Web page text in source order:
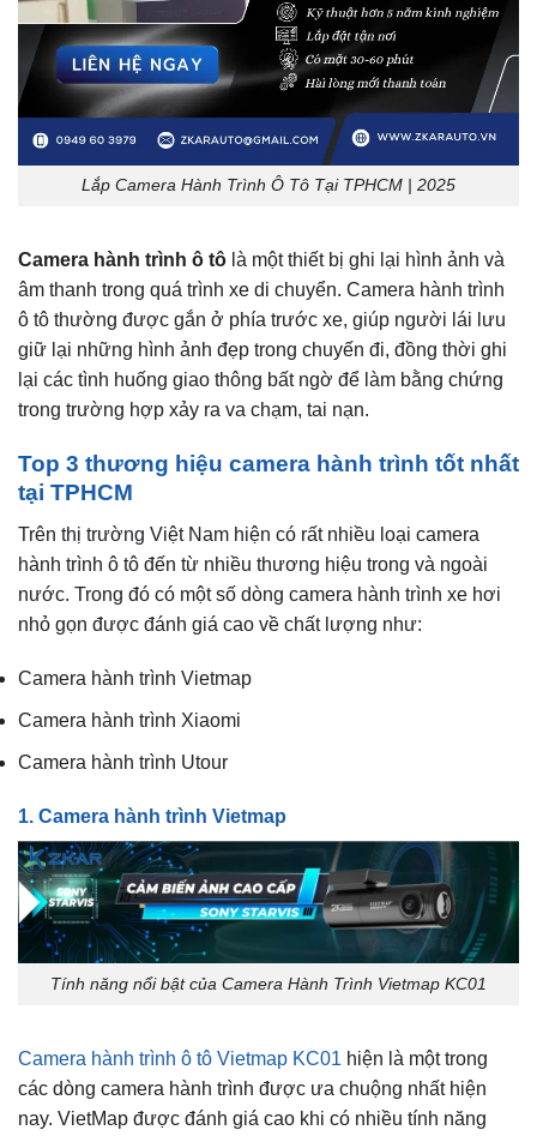
Lắp Camera Hành Trình Ô Tô Tại TPHCM | 2025
Camera hành trình ô tô là một thiết bị ghi lại hình ảnh và
âm thanh trong quá trình xe di chuyển. Camera hành trình
ô tô thường được gắn ở phía trước xe, giúp người lái lưu
giữ lại những hình ảnh đẹp trong chuyến đi, đồng thời ghi
lại các tình huống giao thông bất ngờ để làm bằng chứng
trong trường hợp xảy ra va chạm, tai nạn.
Top 3 thương hiệu camera hành trình tốt nhất
tại TPHCM
Trên thị trường Việt Nam hiện có rất nhiều loại camera
hành trình ô tô đến từ nhiều thương hiệu trong và ngoài
nước. Trong đó có một số dòng camera hành trình xe hơi
nhỏ gọn được đánh giá cao về chất lượng như:
Camera hành trình Vietmap
Camera hành trình Xiaomi
Camera hành trình Utour
1. Camera hành trình Vietmap
Tính năng nổi bật của Camera Hành Trình Vietmap KC01
Camera hành trình ô tô Vietmap KC01 hiện là một trong
các dòng camera hành trình được ưa chuộng nhất hiện
nay. VietMap được đánh giá cao khi có nhiều tính năng